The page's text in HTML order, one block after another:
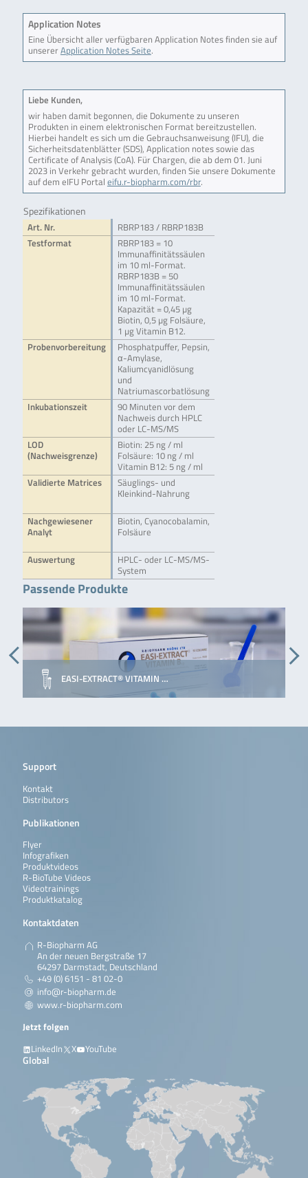
Application Notes
Eine Übersicht aller verfügbaren Application Notes finden sie auf
unsererApplication Notes Seite.
Liebe Kunden,
wir haben damit begonnen, die Dokumente zu unseren
Produkten in einem elektronischen Format bereitzustellen.
Hierbei handelt es sich um die Gebrauchsanweisung (IFU), die
Sicherheitsdatenblätter (SDS), Application notes sowie das
Certificate of Analysis (CoA). Für Chargen, die ab dem 01. Juni
2023 in Verkehr gebracht wurden, finden Sie unsere Dokumente
auf dem eIFU Portal eifu.r-biopharm.com/rbr.
Spezifikationen
Art. Nr.
RBRP183 / RBRP183B
Testformat
RBRP183 = 10
Immunaffinitätssäulen
im 10 ml-Format.
RBRP183B = 50
Immunaffinitätssäulen
im 10 ml-Format.
Kapazität = 0,45 µg
Biotin, 0,5 µg Folsäure,
1 µg Vitamin B12.
Probenvorbereitung
Phosphatpuffer, Pepsin,
α-Amylase,
Kaliumcyanidlösung
und
Natriumascorbatlösung
Inkubationszeit
90 Minuten vor dem
Nachweis durch HPLC
oder LC-MS/MS
LOD
(Nachweisgrenze)
Biotin: 25 ng / ml
Folsäure: 10 ng / ml
Vitamin B12: 5 ng / ml
Validierte Matrices
Säuglings- und
Kleinkind-Nahrung
Nachgewiesener
Analyt
Biotin, Cyanocobalamin,
Folsäure
Auswertung
HPLC- oder LC-MS/MS-
System
Passende Produkte
EASI-EXTRACT® VITAMIN …
Support
Kontakt
Distributors
Publikationen
Flyer
Infografiken
Produktvideos
R-BioTube Videos
Videotrainings
Produktkatalog
Kontaktdaten
R-Biopharm AG
An der neuen Bergstraße 17
64297 Darmstadt, Deutschland
+49 (0) 6151 - 81 02-0
info@r-biopharm.de
www.r-biopharm.com
Jetzt folgen
LinkedIn
X YouTube
Global